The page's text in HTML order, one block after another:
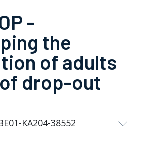
-
the
of adults
drop-out
KA204-38552